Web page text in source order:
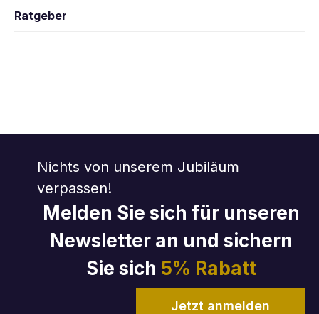
Ratgeber
Nichts von unserem Jubiläum
verpassen!
Melden Sie sich für unseren
Newsletter an und sichern
Sie sich 5% Rabatt
Jetzt anmelden